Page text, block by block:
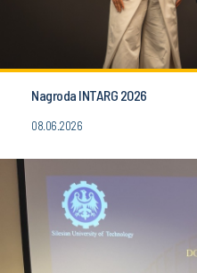
Nagroda INTARG 2026
08.06.2026